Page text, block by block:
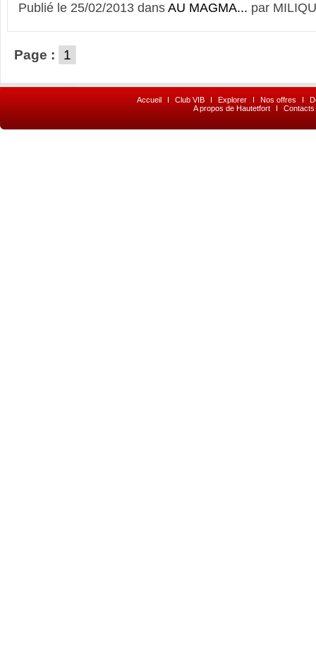
Publié le 25/02/2013 dans AU MAGMA... par
Page : 1
Accueil I Club VIB I Explorer I Nos offres I
A propos de Hautetfort
I Contacts